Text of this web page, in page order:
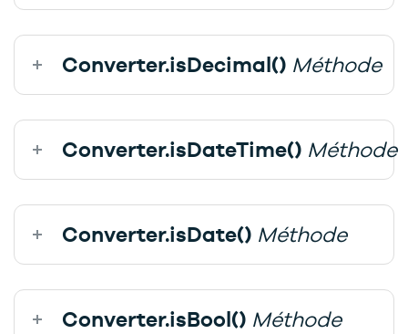
Converter.isDecimal() Méthode
Converter.isDateTime() Méthode
Converter.isDate() Méthode
Converter.isBool() Méthode